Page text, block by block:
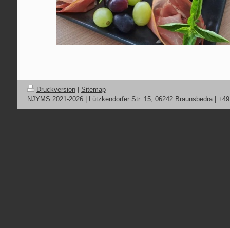
Druckversion
Sitemap
NJYMS 2021-2026 | Lützkendorfer Str. 15, 06242 Braunsbedra |